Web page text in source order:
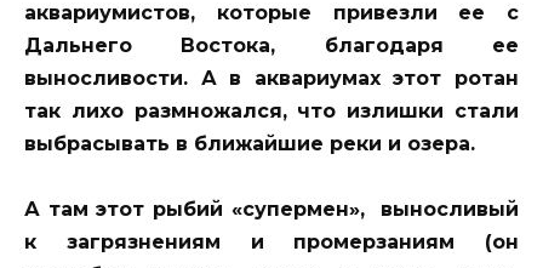
аквариумистов, которые привезли ее с
Дальнего Востока, благодаря ее
выносливости. А в аквариумах этот ротан
так лихо размножался, что излишки стали
выбрасывать в ближайшие реки и озера.
А там этот рыбий «супермен», выносливый
к загрязнениям и промерзаниям (он